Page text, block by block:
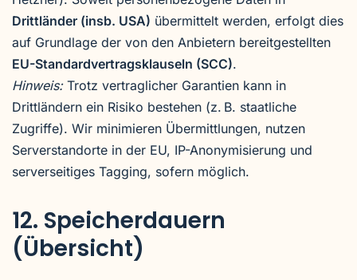
Drittländer (insb. USA) übermittelt werden, erfolgt dies
auf Grundlage der von den Anbietern bereitgestellten
EU-Standardvertragsklauseln (SCC).
Hinweis:Trotz vertraglicher Garantien kann in
Drittländern ein Risiko bestehen (z. B. staatliche
Zugriffe). Wir minimieren Übermittlungen, nutzen
Serverstandorte in der EU, IP-Anonymisierung und
serverseitiges Tagging, sofern möglich.
12. Speicherdauern
(Übersicht)